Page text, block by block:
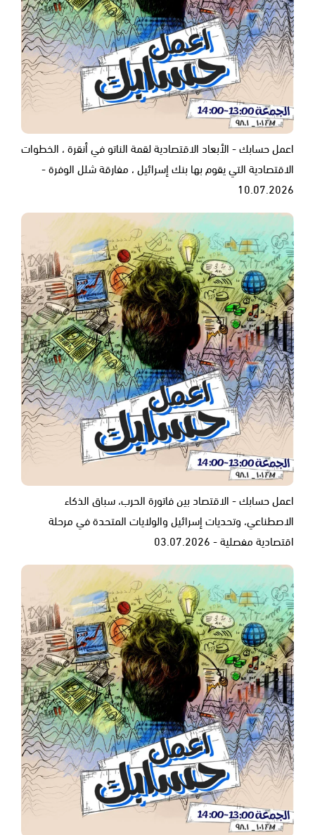
اعمل حسابك - الأبعاد الاقتصادية لقمة الناتو في أنقرة ، الخطوات
الاقتصادية التي يقوم بها بنك إسرائيل ، مفارقة شلل الوفرة -
10.07.2026
اعمل حسابك - الاقتصاد بين فاتورة الحرب، سباق الذكاء
الاصطناعي، وتحديات إسرائيل والولايات المتحدة في مرحلة
اقتصادية مفصلية - 03.07.2026